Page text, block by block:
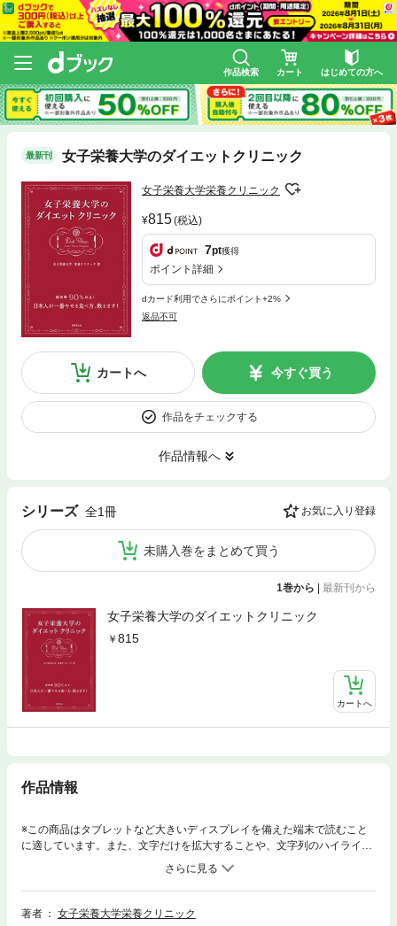
作品検索 カート はじめての方へ
最新刊 女子栄養大学のダイエットクリニック
女子栄養大学栄養クリニック
815(税込)
7pt獲得
ポイント詳細
dカード利用でさらにポイント+2%
返品不可
カートへ 今すぐ買う
作品をチェックする
作品情報へ
シリーズ 全1冊 お気に入り登録
未購入巻をまとめて買う
1巻から | 最新刊から
女子栄養大学のダイエットクリニック
815
カートへ
作品情報
※この商品はタブレットなど大きいディスプレイを備えた端末で読むこと
に適しています。また、文字だけを拡大することや、文字列のハイライ
ト、検索、辞書の参照、引用などの機能が使用できません。日本の栄養学
のパイオニア・女子栄養大学の栄養クリニックで40年以上続いている人気
ダイエット講座「ヘルシーダイエットコース」の内容が本になりました。
500Kcal台のバランスのいい食事を基本に、最新栄養学を駆使してやせる
著者
女子栄養大学栄養クリニック